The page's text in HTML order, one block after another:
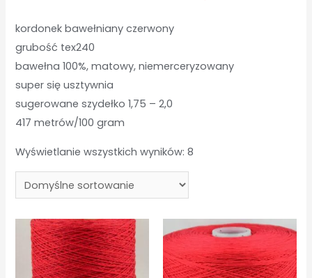
kordonek bawełniany czerwony
grubość tex240
bawełna 100%, matowy, niemerceryzowany
super się usztywnia
sugerowane szydełko 1,75 – 2,0
417 metrów/100 gram
Wyświetlanie wszystkich wyników: 8